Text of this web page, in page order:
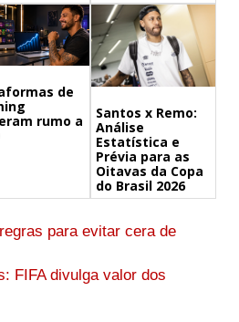
de
rumo a
Santos x Remo:
Análise
Estatística e
Prévia para as
Oitavas da Copa
do Brasil 2026
para evitar cera de
FIFA divulga valor dos